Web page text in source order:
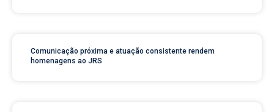
Comunicação próxima e atuação consistente rendem
homenagens ao JRS